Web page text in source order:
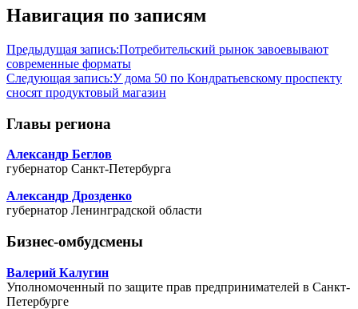
Навигация по записям
Предыдущая запись:Потребительский рынок завоевывают
современные форматы
Следующая запись:У дома 50 по Кондратьевскому проспекту
сносят продуктовый магазин
Главы региона
Александр Беглов
губернатор Санкт-Петербурга
Александр Дрозденко
губернатор Ленинградской области
Бизнес-омбудсмены
Валерий Калугин
Уполномоченный по защите прав предпринимателей в Санкт-
Петербурге